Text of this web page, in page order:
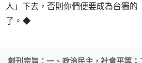
人」下去，否則你們便要成為台獨的
了。◆